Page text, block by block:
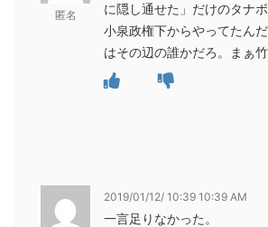
匿名
に隠し通せた」だけのタナボ
小泉政権下からやってたん
はその辺の誰かだろ。まぁ竹
2019/01/12/ 10:39 10:39 AM
一言足りなかった。